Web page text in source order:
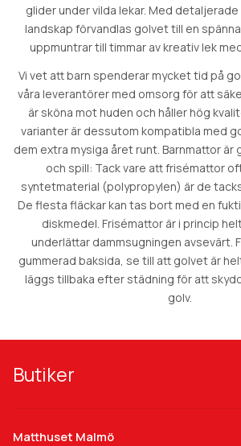
glider under vilda lekar. Med
landskap förvandlas golvet till en
uppmuntrar till timmar av kreativ lek
Vi vet att barn spenderar mycket tid på
våra leverantörer med omsorg för att
är sköna mot huden och håller hög
varianter är dessutom kompatibla med
dem extra mysiga året runt. Barnmattor är
och spill: Tack vare att frisémattor
syntetmaterial (polypropylen) är de
De flesta fläckar kan tas bort med en
diskmedel. Frisémattor är i princip
underlättar dammsugningen avsevärt.
gummerad baksida, se till att golvet är
läggs tillbaka efter städning för att
golv.
Butiker
Matthuset Malmö